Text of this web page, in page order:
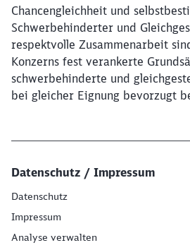
Chancengleichheit und
Schwerbehinderter und
respektvolle Zusammenarbeit
Konzerns fest verankerte
schwerbehinderte und
bei gleicher Eignung bevorzugt
Datenschutz / Impressum
Datenschutz
Impressum
Analyse verwalten